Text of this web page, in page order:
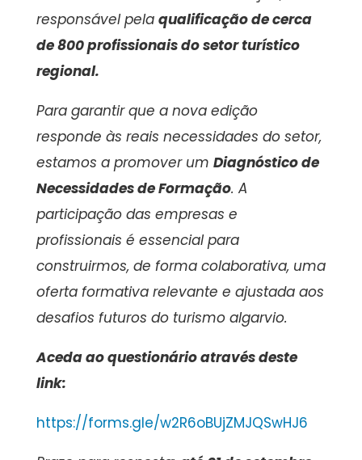
responsável pela qualificação de cerca
de 800 profissionais do setor turístico
regional.
Para garantir que a nova edição
responde às reais necessidades do setor,
estamos a promover um Diagnóstico de
Necessidades de Formação. A
participação das empresas e
profissionais é essencial para
construirmos, de forma colaborativa, uma
oferta formativa relevante e ajustada aos
desafios futuros do turismo algarvio.
Aceda ao questionário através deste
link:
https://forms.gle/w2R6oBUjZMJQSwHJ6